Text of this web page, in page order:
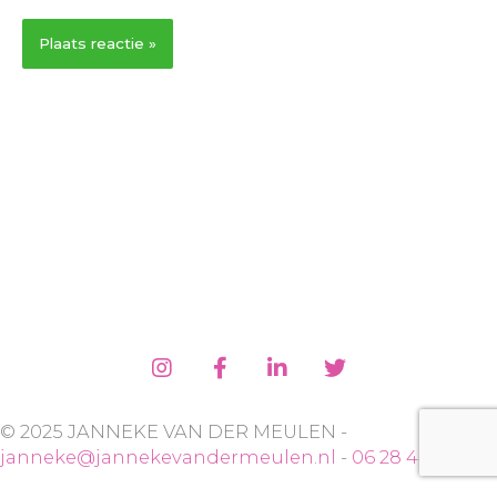
© 2025 JANNEKE VAN DER MEULEN -
janneke@jannekevandermeulen.nl - 06 28 44 55 41